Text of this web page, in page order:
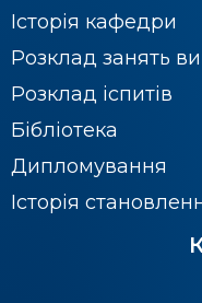
Історія кафедри
Розклад занять
Розклад іспитів
Бібліотека
Дипломування
Історія